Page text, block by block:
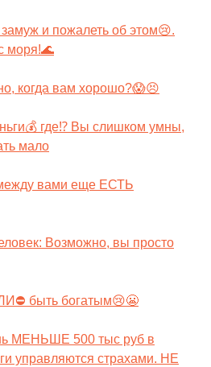
и пожалеть об этом😢.
моря!🌊
когда вам хорошо?😱😣
где⁉️ Вы слишком умны,
мало
вами еще ЕСТЬ
Возможно, вы просто
быть богатым😢😬
МЕНЬШЕ 500 тыс руб в
управляются страхами. НЕ